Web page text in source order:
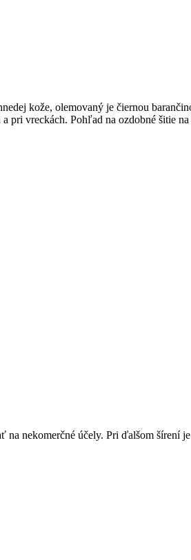
kože, olemovaný je čiernou
pri vreckách. Pohľad na ozdobné šitie na
na nekomerčné účely. Pri ďalšom